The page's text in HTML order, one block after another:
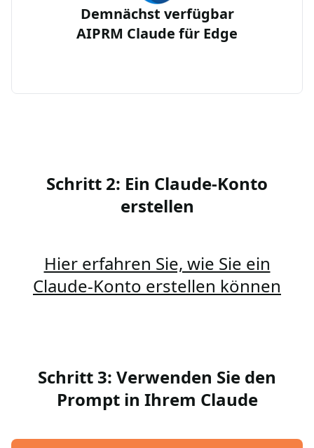
Demnächst verfügbar
AIPRM Claude für Edge
Schritt 2: Ein Claude-Konto
erstellen
Hier erfahren Sie, wie Sie ein
Claude-Konto erstellen können
Schritt 3: Verwenden Sie den
Prompt in Ihrem Claude